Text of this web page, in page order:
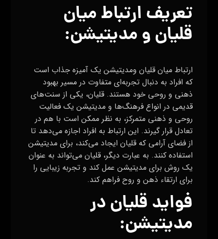
تعریف ارتباط میان
قلیان و مدیتیشن:
ارتباط میان قلیان ومدیتیشن یک آمیزه جذاب است
که افراد به دنبال تجربه‌ای متفاوت در مسیر بهبود
ذهنی و روحی خود هستند. قلیان، یکی از سنت‌های
قدیمی در انواع فرهنگ‌ها و مدیتیشن یک فعالیت
روحی و ذهنی متمرکز، به نظر ممکن است با هم در
تعادل قرار گیرند. این ارتباط به افراد اجازه می‌دهد تا
از فضای آرامی که قلیان ایجاد می‌کند، برای مدیتیشن
استفاده کنند. به عبارت دیگر، قلیان می‌تواند به عنوان
یک روش برای مدیتیشن عمل کند و تجربه زیبایی را
برای ارتقاء ذهن و روح فراهم کند.
فواید قلیان در
مدیتیشن: